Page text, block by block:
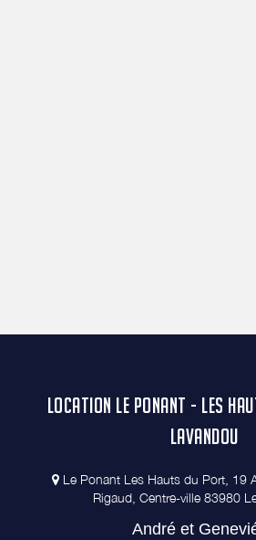
LOCATION LE PONANT - LES
LAVANDOU
Le Ponant Les Hauts du Port, 19
Rigaud, Centre-ville 83980
André et